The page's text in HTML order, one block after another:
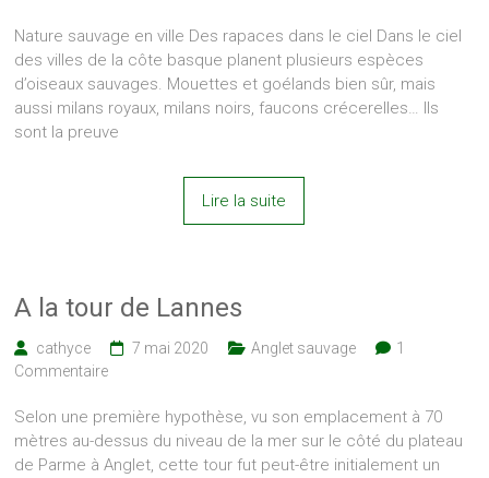
Nature sauvage en ville Des rapaces dans le ciel Dans le ciel
des villes de la côte basque planent plusieurs espèces
d’oiseaux sauvages. Mouettes et goélands bien sûr, mais
aussi milans royaux, milans noirs, faucons crécerelles… Ils
sont la preuve
Lire la suite
A la tour de Lannes
cathyce 7 mai 2020 Anglet sauvage
1
Commentaire
Selon une première hypothèse, vu son emplacement à 70
mètres au-dessus du niveau de la mer sur le côté du plateau
de Parme à Anglet, cette tour fut peut-être initialement un